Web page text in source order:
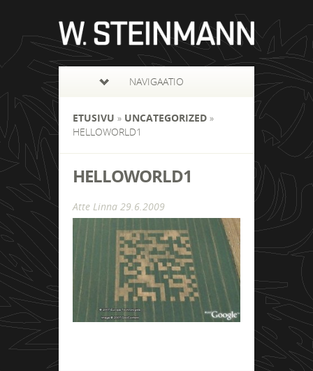
NAVIGAATIO
ETUSIVU » UNCATEGORIZED »
HELLOWORLD1
HELLOWORLD1
Atte Linna 29.6.2009